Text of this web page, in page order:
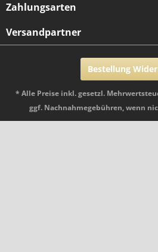
Zahlungsarten
Versandpartner
Bestellung
* Alle Preise inkl. gesetzl.
ggf. Nachnahmegebühren, wenn